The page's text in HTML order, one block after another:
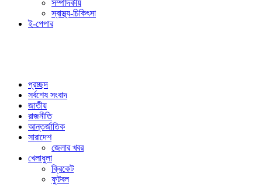
সম্পাদকীয়
স্বাস্থ্য-চিকিৎসা
ই-পেপার
প্রচ্ছদ
সর্বশেষ সংবাদ
জাতীয়
রাজনীতি
আন্তর্জাতিক
সারাদেশ
জেলার খবর
খেলাধুলা
ক্রিকেট
ফুটবল